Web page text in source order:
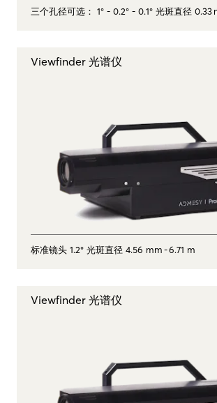
三个孔径可选： 1° ‑ 0.2° ‑ 0.1° 光斑直径 0.33
Viewfinder 光谱仪
标准镜头 1.2° 光斑直径 4.56 mm ‑ 6.71 m
Viewfinder 光谱仪